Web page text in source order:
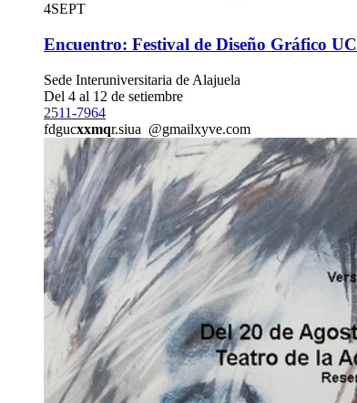
4SEPT
Encuentro: Festival de Diseño Gráfico
Sede Interuniversitaria de Alajuela
Del 4 al 12 de setiembre
2511-7964
fdgucxxmqr.siua @gmailxyve.com